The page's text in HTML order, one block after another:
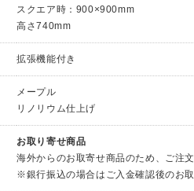
スクエア時：900×900mm
高さ740mm
拡張機能付き
メープル
リノリウム仕上げ
お取り寄せ商品
海外からのお取寄せ商品のため、ご注
※銀行振込の場合はご入金確認後のお